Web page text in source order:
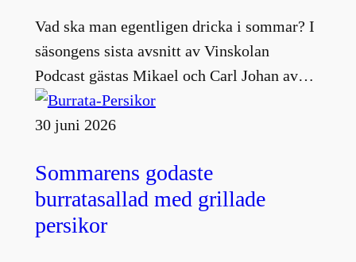
Vad ska man egentligen dricka i sommar? I
säsongens sista avsnitt av Vinskolan
Podcast gästas Mikael och Carl Johan av…
30 juni 2026
Sommarens godaste
burratasallad med grillade
persikor